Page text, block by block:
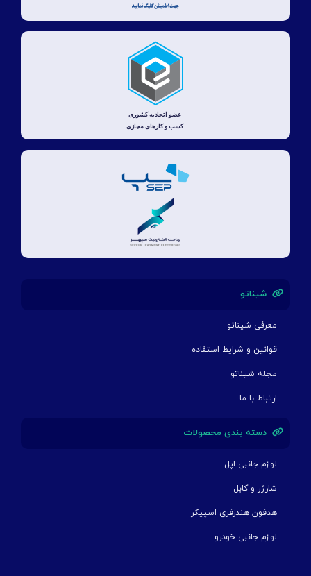
شیناتو
معرفی شیناتو
قوانین و شرایط استفاده
مجله شیناتو
ارتباط با ما
دسته بندی محصولات
لوازم جانبی اپل
شارژر و کابل
هدفون هندزفری اسپیکر
لوازم جانبی خودرو